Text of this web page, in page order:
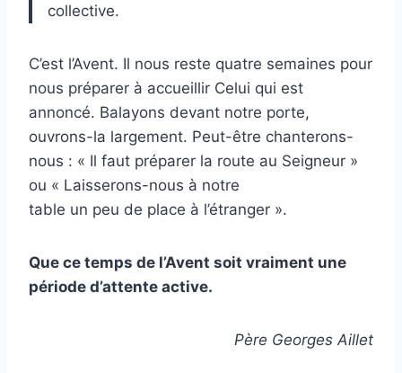
collective.
C’est l’Avent. Il nous reste quatre semaines pour
nous préparer à accueillir Celui qui est
annoncé. Balayons devant notre porte,
ouvrons-la largement. Peut-être chanterons-
nous : « Il faut préparer la route au Seigneur »
ou « Laisserons-nous à notre
table un peu de place à l’étranger ».
Que ce temps de l’Avent soit vraiment une
période d’attente active.
Père Georges Aillet